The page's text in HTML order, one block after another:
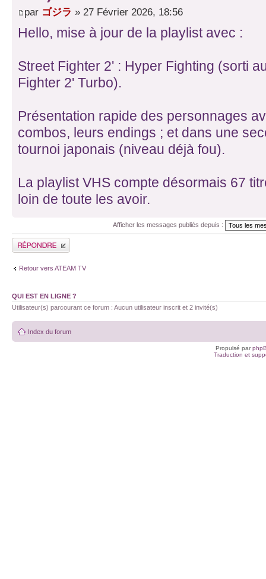
par ゴジラ » 27 Février 2026, 18:56
Hello, mise à jour de la playlist avec :
Street Fighter 2' : Hyper Fighting (sorti
Fighter 2' Turbo).
Présentation rapide des personnages
combos, leurs endings ; et dans une
tournoi japonais (niveau déjà fou).
La playlist VHS compte désormais 67
loin de toute les avoir.
Afficher les messages publiés depuis :
Publier une réponse
Retour vers ATEAM TV
QUI EST EN LIGNE ?
Utilisateur(s) parcourant ce forum : Aucun utilisateur inscrit et 2 invité(s)
Index du forum
Propulsé par
Traduction et